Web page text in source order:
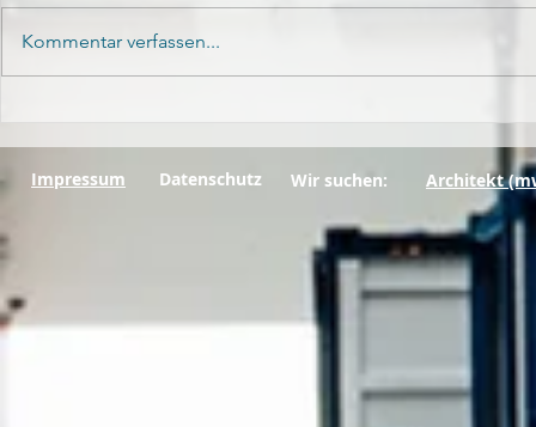
COMMUNITY
Kommentar verfassen...
Impressum Datenschutz Wir suchen: Architekt